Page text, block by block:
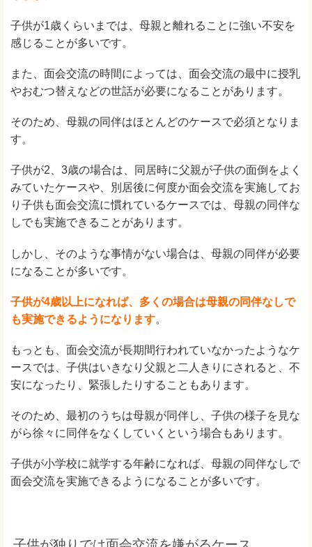
子供が1歳くらいまでは、母親と離れることに強い不安を
感じることが多いです。
また、面会交流の時間によっては、面会交流の最中に授乳
やおむつ替えなどの世話が必要になることがあります。
そのため、母親の同伴はほとんどのケースで必須となりま
す。
子供が2、3歳の場合は、同居時に父親が子供の面倒をよく
みていたケースや、別居後に何度か面会交流を実施してお
り子供も面会交流に慣れているケースでは、母親の同伴な
しでも実施できることがあります。
しかし、そのような事情がない場合は、母親の同伴が必要
になることが多いです。
子供が4歳以上になれば、多くの場合は母親の同伴なしで
も実施できるようになります。
もっとも、面会交流が長期間行われていなかったようなケ
ースでは、子供はいきなり父親と二人きりにされると、不
安になったり、緊張したりすることもあります。
そのため、最初のうちは母親が同伴し、子供の様子を見な
がら徐々に同伴をなくしていくという場合もあります。
子供が小学校に就学する年齢になれば、母親の同伴なしで
面会交流を実施できるようになることが多いです。